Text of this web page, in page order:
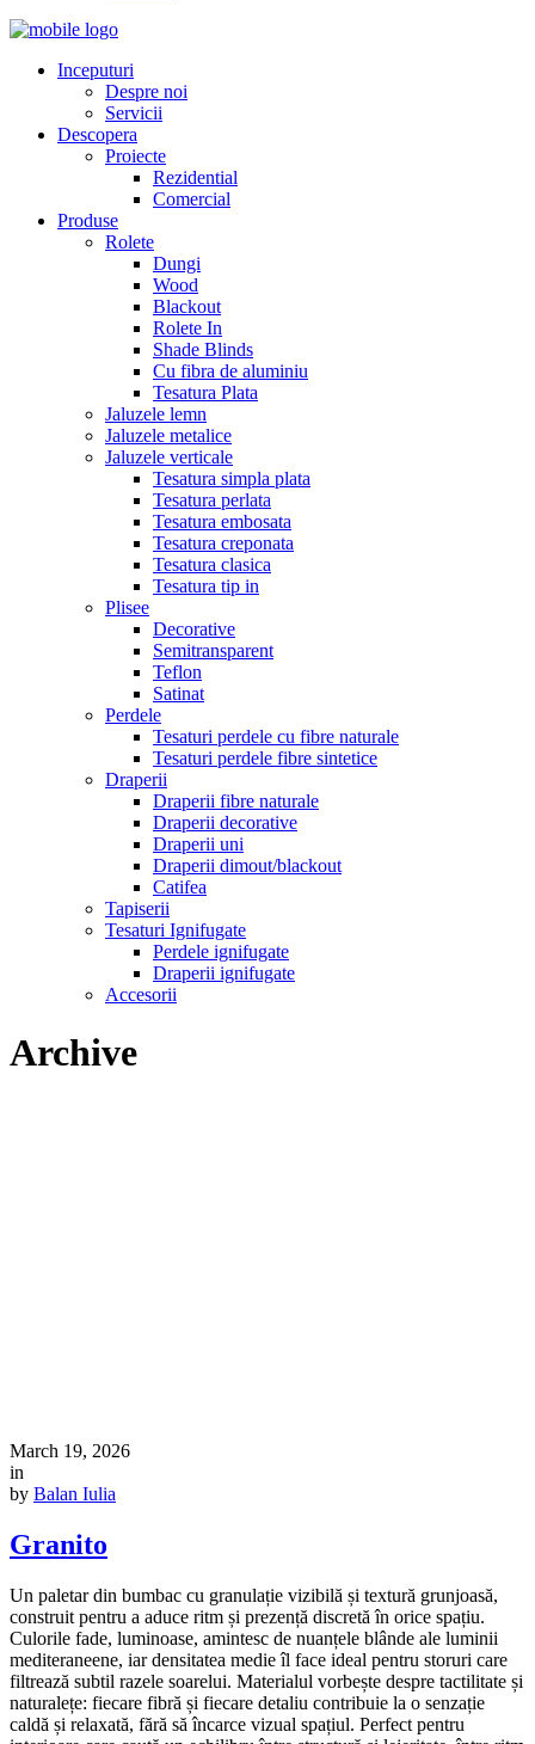
Inceputuri
Despre noi
Servicii
Descopera
Proiecte
Rezidential
Comercial
Produse
Rolete
Dungi
Wood
Blackout
Rolete In
Shade Blinds
Cu fibra de aluminiu
Tesatura Plata
Jaluzele lemn
Jaluzele metalice
Jaluzele verticale
Tesatura simpla plata
Tesatura perlata
Tesatura embosata
Tesatura creponata
Tesatura clasica
Tesatura tip in
Plisee
Decorative
Semitransparent
Teflon
Satinat
Perdele
Tesaturi perdele cu fibre naturale
Tesaturi perdele fibre sintetice
Draperii
Draperii fibre naturale
Draperii decorative
Draperii uni
Draperii dimout/blackout
Catifea
Tapiserii
Tesaturi Ignifugate
Perdele ignifugate
Draperii ignifugate
Accesorii
Archive
March 19, 2026
in
by Balan Iulia
Granito
Un paletar din bumbac cu granulație vizibilă și textură grunjoasă,
construit pentru a aduce ritm și prezență discretă în orice spațiu.
Culorile fade, luminoase, amintesc de nuanțele blânde ale luminii
mediteraneene, iar densitatea medie îl face ideal pentru storuri care
filtrează subtil razele soarelui. Materialul vorbește despre tactilitate și
naturalețe: fiecare fibră și fiecare detaliu contribuie la o senzație
caldă și relaxată, fără să încarce vizual spațiul. Perfect pentru